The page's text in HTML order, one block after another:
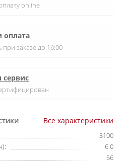
Все характеристики
3100
6.0
56
online
оплата
при заказе до 16:00
сервис